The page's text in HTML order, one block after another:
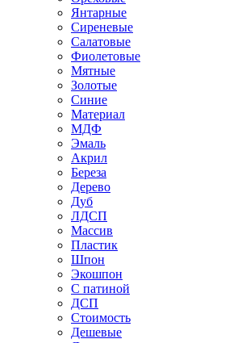
Янтарные
Сиреневые
Салатовые
Фиолетовые
Мятные
Золотые
Синие
Материал
МДФ
Эмаль
Акрил
Береза
Дерево
Дуб
ЛДСП
Массив
Пластик
Шпон
Экошпон
С патиной
ДСП
Стоимость
Дешевые